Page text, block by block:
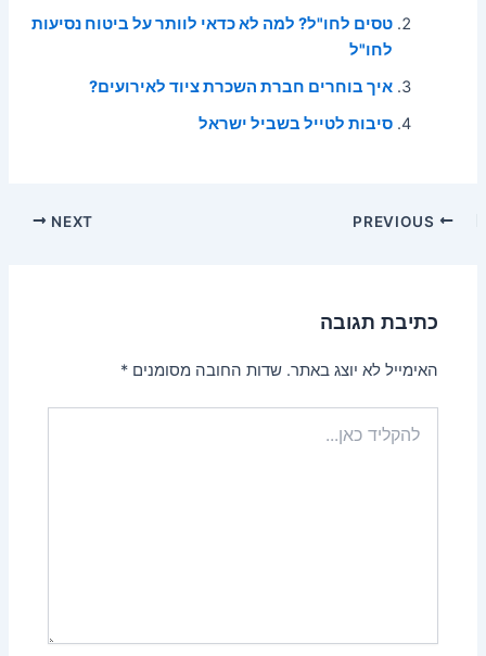
טסים לחו"ל? למה לא כדאי לוותר על ביטוח נסיעות
לחו"ל
איך בוחרים חברת השכרת ציוד לאירועים?
סיבות לטייל בשביל ישראל
Post
NEXT
כתיבת תגובה
האימייל לא יוצג באתר. שדות החובה מסומנים*
כאן...